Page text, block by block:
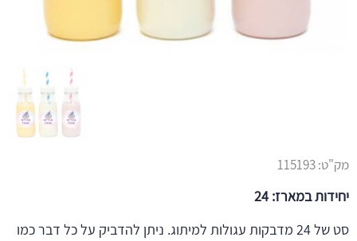
מק"ט:115193
יחידות במארז: 24
סט של 24 מדבקות עגולות למיתוג. ניתן להדביק על כל דבר כמו